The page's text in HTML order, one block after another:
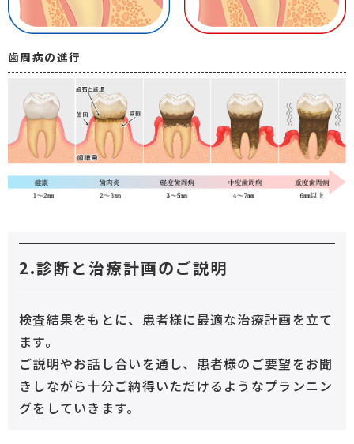
歯周病の進行
2.診断と治療計画のご説明
検査結果をもとに、患者様に最適な治療計画を立て
ます。
ご説明やお話し合いを通し、患者様のご要望をお聞
きしながら十分ご納得いただけるようなプランニン
グをしていきます。